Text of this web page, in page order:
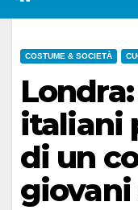
COSTUME & SOCIETÀ
italiani
di un